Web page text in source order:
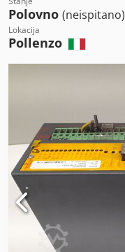
Polovno (neispitano)
Lokacija
Pollenzo